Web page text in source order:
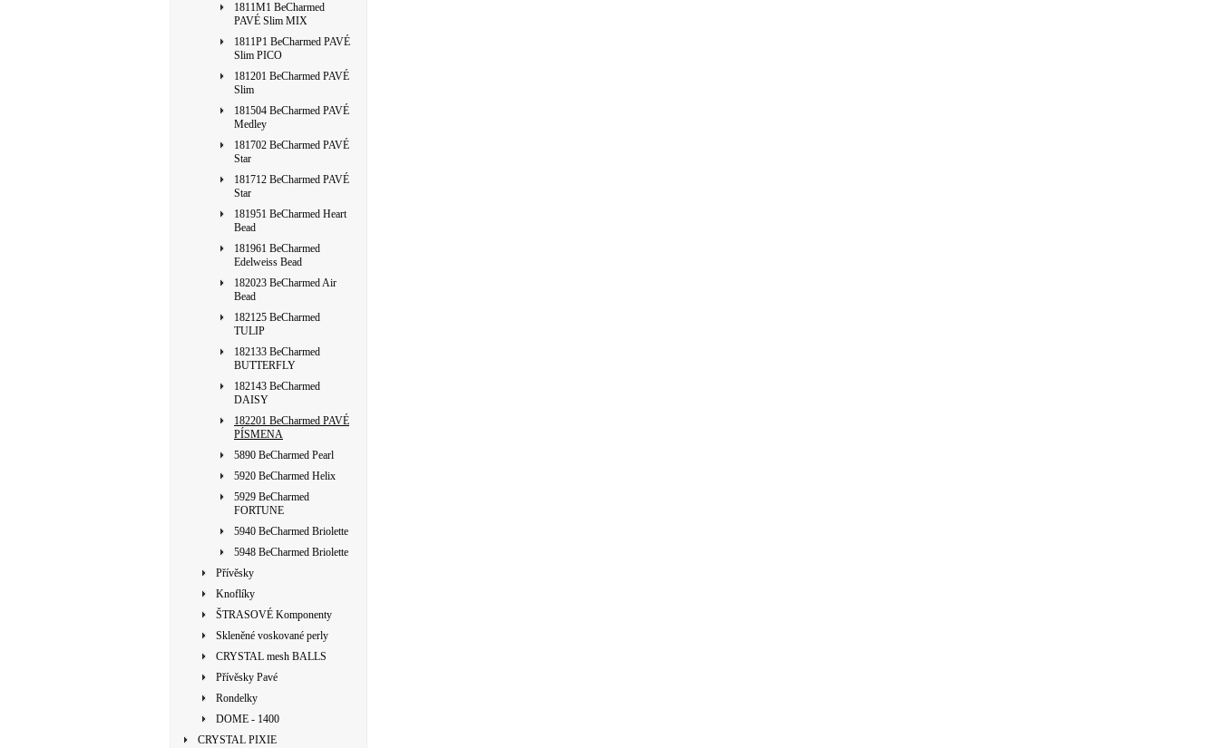
1811M1 BeCharmed
PAVÉ Slim MIX
1811P1 BeCharmed PAVÉ
Slim PICO
181201 BeCharmed PAVÉ
Slim
181504 BeCharmed PAVÉ
Medley
181702 BeCharmed PAVÉ
Star
181712 BeCharmed PAVÉ
Star
181951 BeCharmed Heart
Bead
181961 BeCharmed
Edelweiss Bead
182023 BeCharmed Air
Bead
182125 BeCharmed
TULIP
182133 BeCharmed
BUTTERFLY
182143 BeCharmed
DAISY
182201 BeCharmed PAVÉ
PÍSMENA
5890 BeCharmed Pearl
5920 BeCharmed Helix
5929 BeCharmed
FORTUNE
5940 BeCharmed Briolette
5948 BeCharmed Briolette
Přívěsky
Knoflíky
ŠTRASOVÉ Komponenty
Skleněné voskované perly
CRYSTAL mesh BALLS
Přívěsky Pavé
Rondelky
DOME - 1400
CRYSTAL PIXIE